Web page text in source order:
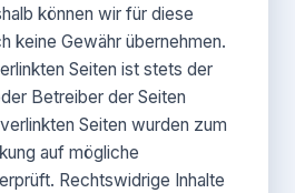
können wir für diese
keine Gewähr übernehmen.
Seiten ist stets der
Betreiber der Seiten
Seiten wurden zum
auf mögliche
Rechtswidrige Inhalte